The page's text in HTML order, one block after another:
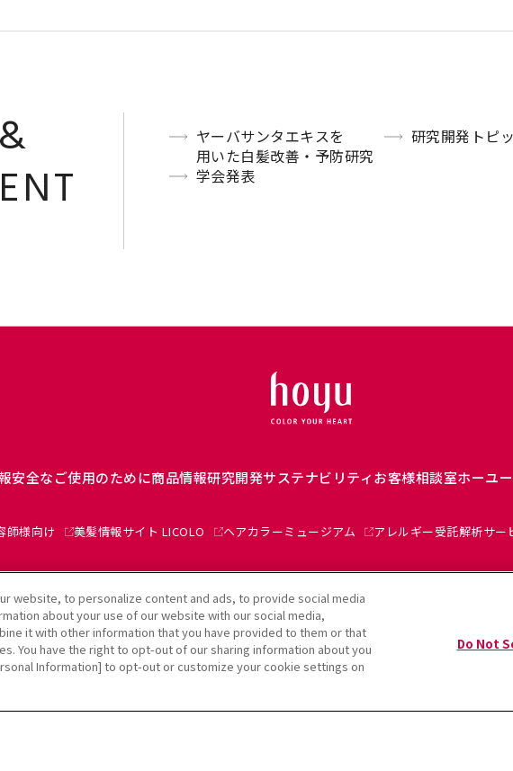
ヤーバサンタエキスを
用いた白髪改善・予防研究
研究開発トピ
学会発表
安全なご使用のために商品情報研究開発サステナビリティお客様相談室ホーユ
師様向け 美髪情報サイト LICOLO ヘアカラーミュージアム アレルギー受託解析サー
利用規約クッキーポリシー個人情報保護方針ソーシャルメディアポリシー
website, to personalize content and ads, to provide social media
about your use of our website with our social media,
it with other information that you have provided to them or that
You have the right to opt-out of our sharing information about you
Information] to opt-out or customize your cookie settings on
Do Not